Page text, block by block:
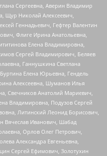
Сергеевна, Аверин Владимир
Щур Николай Алексеевич,
Геннадьевич, Гефтер Валентин
Флиге Ирина Анатольевна,
Елена Владимировна,
Сергей Владимирович, Беляев
Ганнушкина Светлана
Елена Юрьевна, Гендель
Алексеевна, Шуманов Илья
Свечников Анатолий Мариевич,
Владимировна, Подузов Сергей
Литинский Леонид Борисович,
Вячеслав Иванович, Шабад
Орлов Олег Петрович,
Александра Евгеньевна,
Сергей Ефимович, Золотухин